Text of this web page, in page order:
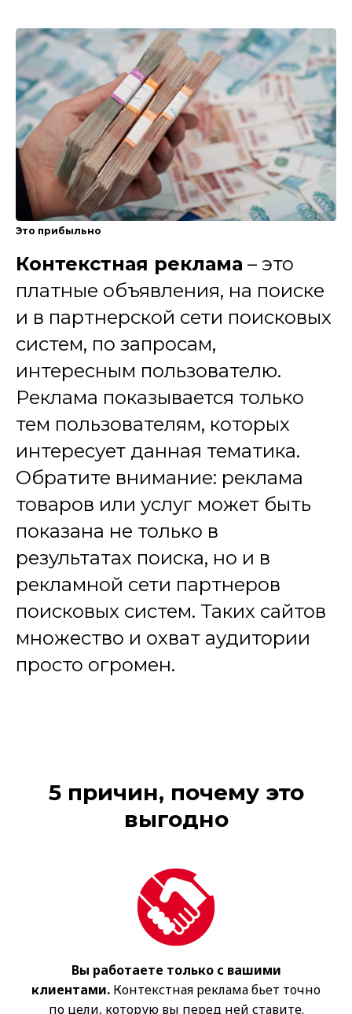
Это прибыльно
Контекстная реклама – это
платные объявления, на поиске
и в партнерской сети поисковых
систем, по запросам,
интересным пользователю.
Реклама показывается только
тем пользователям, которых
интересует данная тематика.
Обратите внимание: реклама
товаров или услуг может быть
показана не только в
результатах поиска, но и в
рекламной сети партнеров
поисковых систем. Таких сайтов
множество и охват аудитории
просто огромен.
5 причин, почему это
выгодно
Вы работаете только с вашими
клиентами. Контекстная реклама бьет точно
по цели, которую вы перед ней ставите.